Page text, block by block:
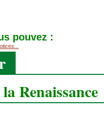
pouvez :
Renaissance